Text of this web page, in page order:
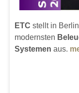
ETC stellt in
modernsten
Systemen aus.